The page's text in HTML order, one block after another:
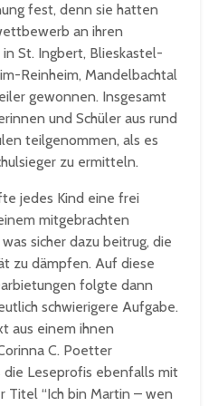
fest, denn sie hatten
an ihren
St. Ingbert, Blieskastel-
Reinheim, Mandelbachtal
gewonnen. Insgesamt
und Schüler aus rund
teilgenommen, als es
zu ermitteln.
jedes Kind eine frei
mitgebrachten
sicher dazu beitrug, die
zu dämpfen. Auf diese
folgte dann
schwierigere Aufgabe.
aus einem ihnen
C. Poetter
Leseprofis ebenfalls mit
Titel “Ich bin Martin – wen